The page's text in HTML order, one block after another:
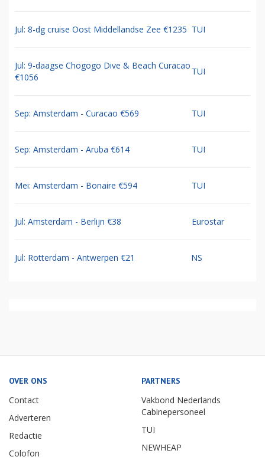
Jul: 8-dg cruise Oost Middellandse Zee €1235 TUI
Jul: 9-daagse Chogogo Dive & Beach Curacao
€1056
TUI
Sep: Amsterdam - Curacao €569 TUI
Sep: Amsterdam - Aruba €614 TUI
Mei: Amsterdam - Bonaire €594 TUI
Jul: Amsterdam - Berlijn €38 Eurostar
Jul: Rotterdam - Antwerpen €21 NS
OVER ONS
Contact
Adverteren
Redactie
Colofon
PARTNERS
Vakbond Nederlands
Cabinepersoneel
TUI
NEWHEAP